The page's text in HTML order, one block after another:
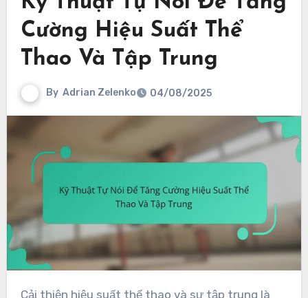
Cường Hiệu Suất Thể
Thao Và Tập Trung
By Adrian Zelenko 04/08/2025
Cải thiện hiệu suất thể thao và sự tập trung là